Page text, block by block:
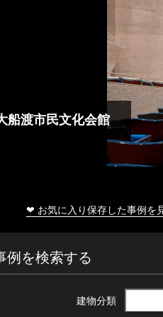
船渡市民文化会館
❤ お気に入り保存した事例を
例を検索する
建物分類